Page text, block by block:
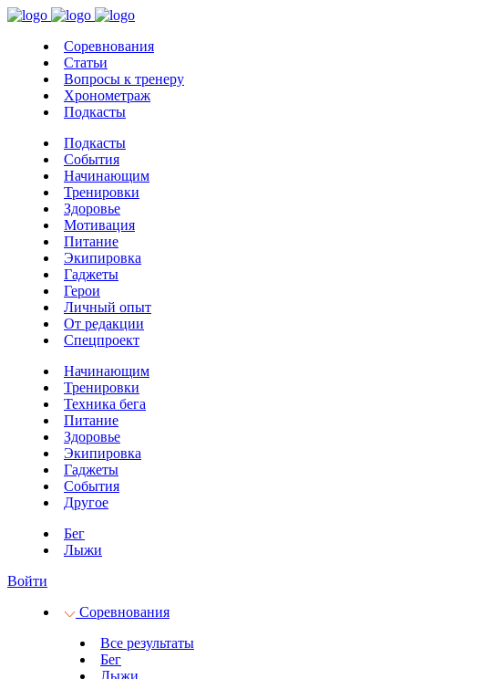
Соревнования
Статьи
Вопросы к тренеру
Хронометраж
Подкасты
Подкасты
События
Начинающим
Тренировки
Здоровье
Мотивация
Питание
Экипировка
Гаджеты
Герои
Личный опыт
От редакции
Спецпроект
Начинающим
Тренировки
Техника бега
Питание
Здоровье
Экипировка
Гаджеты
События
Другое
Бег
Лыжи
Войти
Соревнования
Все результаты
Бег
Лыжи